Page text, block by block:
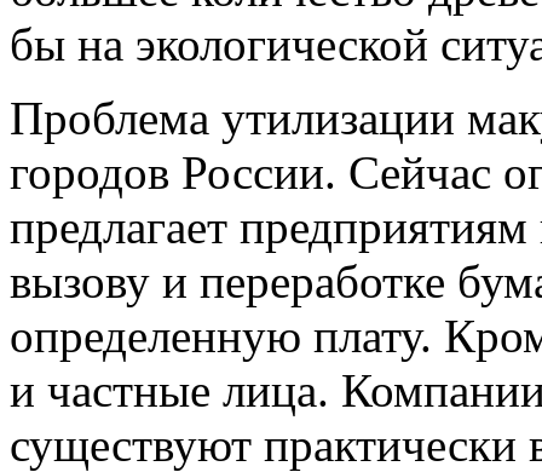
бы на экологической
Проблема утилизации
городов России. Сейчас
предлагает
вызову и переработке
определенную плату.
и частные лица.
существуют практически